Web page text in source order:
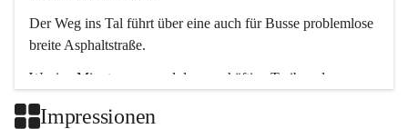
Der Weg ins Tal führt über eine auch für Busse problemlose
breite Asphaltstraße.
Wenige Minuten nur, und das geschäftige Treiben der
Impressionen